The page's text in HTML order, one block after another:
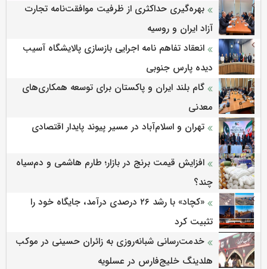
بهره‌گیری حداکثری از ظرفیت موافقت‌نامه تجارت
آزاد ایران و روسیه
انعقاد تفاهم نامه اجرایی بازسازی پالایشگاه آسیب
دیده پارس جنوبی
گام بلند ایران و پاکستان برای توسعه همکاری‌های
معدنی
تهران و اسلام‌آباد در مسیر پیوند پایدار اقتصادی
افزایش قیمت برنج در بازار؛ طارم هاشمی و دم‌سیاه
چند؟
«کچاد» با رشد ۲۶ درصدی درآمد، جایگاه خود را
تثبیت کرد
خدمت‌رسانی شبانه‌روزی به زائران حسینی در موکب
هلدینگ خلیج‌فارس در عسلویه